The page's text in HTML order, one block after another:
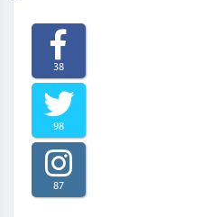
38
98
87